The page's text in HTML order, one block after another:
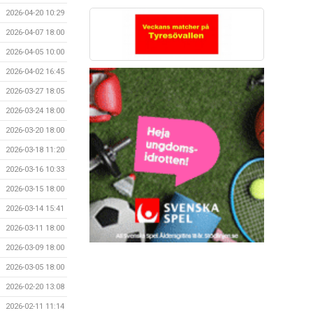
2026-04-20 10:29
2026-04-07 18:00
2026-04-05 10:00
2026-04-02 16:45
2026-03-27 18:05
2026-03-24 18:00
2026-03-20 18:00
2026-03-18 11:20
2026-03-16 10:33
2026-03-15 18:00
2026-03-14 15:41
2026-03-11 18:00
2026-03-09 18:00
2026-03-05 18:00
2026-02-20 13:08
2026-02-11 11:14